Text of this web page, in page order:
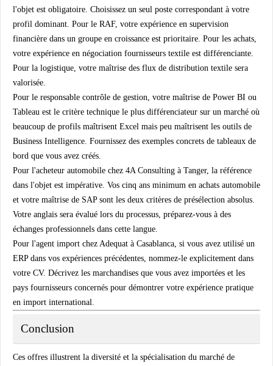
l'objet est obligatoire. Choisissez un seul poste correspondant à votre
profil dominant. Pour le RAF, votre expérience en supervision
financière dans un groupe en croissance est prioritaire. Pour les achats,
votre expérience en négociation fournisseurs textile est différenciante.
Pour la logistique, votre maîtrise des flux de distribution textile sera
valorisée.
Pour le responsable contrôle de gestion, votre maîtrise de Power BI ou
Tableau est le critère technique le plus différenciateur sur un marché où
beaucoup de profils maîtrisent Excel mais peu maîtrisent les outils de
Business Intelligence. Fournissez des exemples concrets de tableaux de
bord que vous avez créés.
Pour l'acheteur automobile chez 4A Consulting à Tanger, la référence
dans l'objet est impérative. Vos cinq ans minimum en achats automobile
et votre maîtrise de SAP sont les deux critères de présélection absolus.
Votre anglais sera évalué lors du processus, préparez-vous à des
échanges professionnels dans cette langue.
Pour l'agent import chez Adequat à Casablanca, si vous avez utilisé un
ERP dans vos expériences précédentes, nommez-le explicitement dans
votre CV. Décrivez les marchandises que vous avez importées et les
pays fournisseurs concernés pour démontrer votre expérience pratique
en import international.
Conclusion
Ces offres illustrent la diversité et la spécialisation du marché de